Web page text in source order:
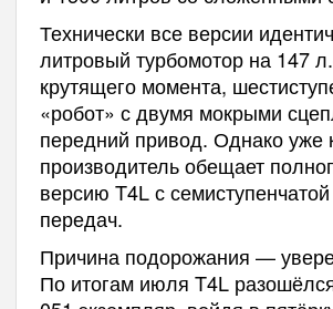
Технически все версии
литровый турбомотор на 147
крутящего момента,
«робот» с двумя мокрыми
передний привод. Однако уже
производитель обещает
версию T4L с
передач.
Причина подорожания —
По итогам июля T4L